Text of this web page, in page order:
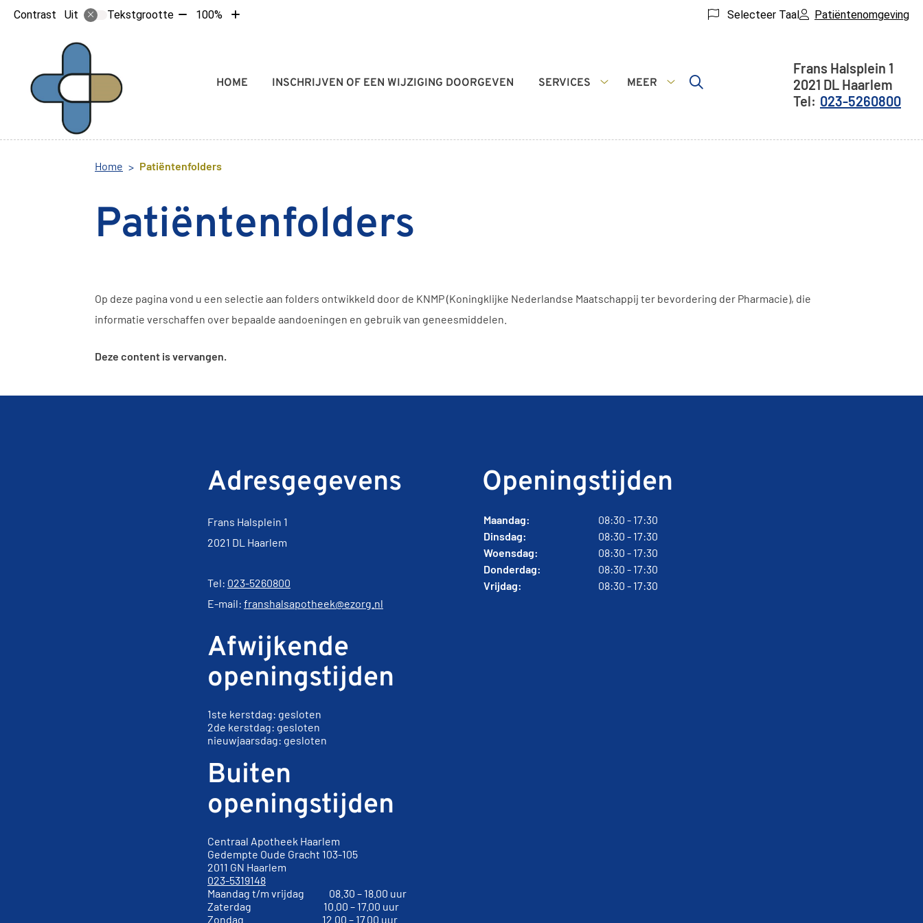
Contrast Uit Tekstgrootte Tekst100%
Tekst
Selecteer Taal Patiëntenomgeving
Hoofdmenu
HOME INSCHRIJVEN OF EEN WIJZIGING DOORGEVEN
SERVICES
MEER
Frans Halsplein 1
2021 DL Haarlem
023-5260800
Home Patiëntenfolders
Patiëntenfolders
Op deze pagina vond u een selectie aan folders ontwikkeld door de KNMP (Koningklijke Nederlandse Maatschappij ter bevordering der Pharmacie), die
informatie verschaffen over bepaalde aandoeningen en gebruik van geneesmiddelen.
Deze content is vervangen.
Adresgegevens
Frans Halsplein 1
2021 DL Haarlem
Tel: 023-5260800
E-mail: franshalsapotheek@ezorg.nl
Afwijkende
openingstijden
1ste kerstdag: gesloten
2de kerstdag: gesloten
nieuwjaarsdag: gesloten
Buiten
openingstijden
Centraal Apotheek Haarlem
Gedempte Oude Gracht 103-105
2011 GN Haarlem
023-5319148
Maandag t/m vrijdag 08.30 – 18.00 uur
Zaterdag 10.00 – 17.00 uur
Zondag 12.00 – 17.00 uur
Openingstijden
Maandag:
08:30 - 17:30
Dinsdag:
08:30 - 17:30
Woensdag:
08:30 - 17:30
Donderdag:
08:30 - 17:30
Vrijdag:
08:30 - 17:30